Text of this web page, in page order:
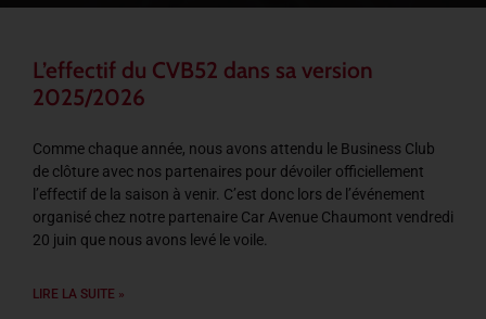
L’effectif du CVB52 dans sa version
2025/2026
Comme chaque année, nous avons attendu le Business Club
de clôture avec nos partenaires pour dévoiler officiellement
l’effectif de la saison à venir. C’est donc lors de l’événement
organisé chez notre partenaire Car Avenue Chaumont vendredi
20 juin que nous avons levé le voile.
LIRE LA SUITE »